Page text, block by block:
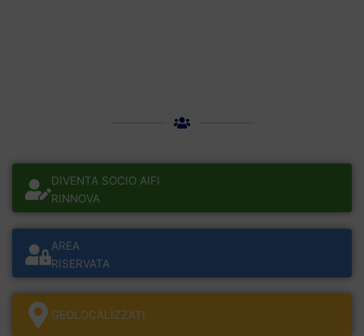
DIVENTA SOCIO AIFI
RINNOVA
AREA
RISERVATA
GEOLOCALÌZZATI